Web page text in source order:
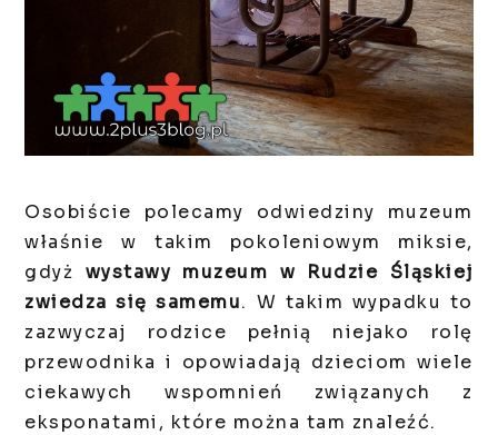
Osobiście polecamy odwiedziny muzeum
właśnie w takim pokoleniowym miksie,
gdyż wystawy muzeum w Rudzie Śląskiej
zwiedza się samemu. W takim wypadku to
zazwyczaj rodzice pełnią niejako rolę
przewodnika i opowiadają dzieciom wiele
ciekawych wspomnień związanych z
eksponatami, które można tam znaleźć.